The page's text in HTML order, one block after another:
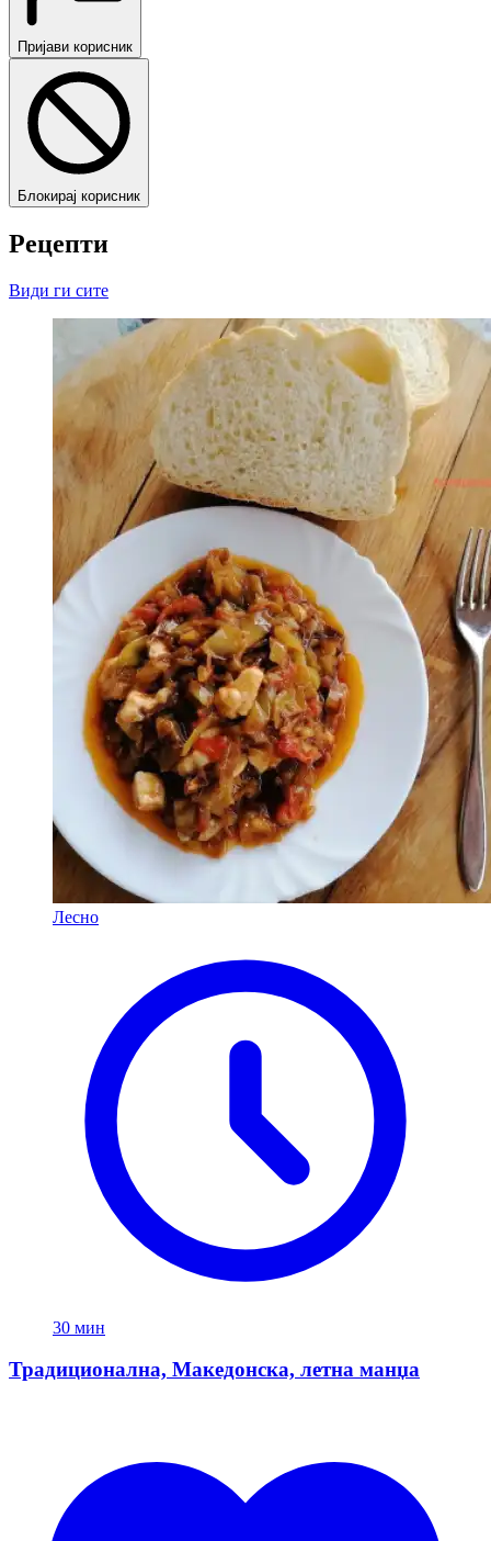
Пријави корисник
Блокирај корисник
Рецепти
Види ги сите
Лесно
30 мин
Традиционална, Македонска, летна манџа